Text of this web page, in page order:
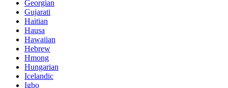
Georgian
Gujarati
Haitian
Hausa
Hawaiian
Hebrew
Hmong
Hungarian
Icelandic
Igbo